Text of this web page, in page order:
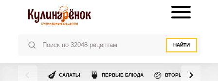
НАЙТИ
🍆 САЛАТЫ 🍵 ПЕРВЫЕ БЛЮДА 🍲 ВТОРЫЕ БЛЮДА